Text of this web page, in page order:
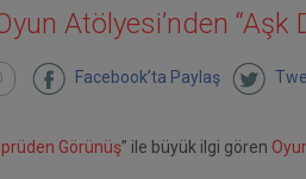
Atölyesi’nden “Aşk
Facebook’ta Paylaş
Görünüş” ile büyük ilgi gören